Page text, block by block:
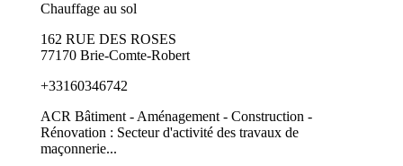
Chauffage au sol
162 RUE DES ROSES
77170 Brie-Comte-Robert
+33160346742
ACR Bâtiment - Aménagement - Construction -
Rénovation : Secteur d'activité des travaux de
maçonnerie...